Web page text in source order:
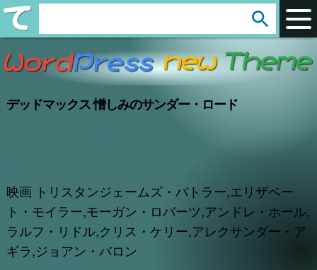
デッドマックス 憎しみのサンダー・ロード
映画 トリスタンジェームズ・バトラー,エリザベー
ト・モイラー,モーガン・ロバーツ,アンドレ・ホール,
ラルフ・リドル,クリス・ケリー,アレクサンダー・ア
ギラ,ジョアン・バロン
e
a
c
arrow_circle_down